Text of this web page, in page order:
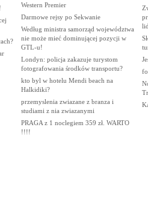
Western Premier
Darmowe rejsy po Sekwanie
Według ministra samorząd województwa
nie może mieć dominującej pozycji w
GTL-u!
Londyn: policja zakazuje turystom
fotografowania środków transportu?
kto byl w hotelu Mendi beach na
Halkidiki?
przemyslenia zwiazane z branza i
studiami z nia zwiazanymi
PRAGA z 1 noclegiem 359 zł. WARTO
!!!!